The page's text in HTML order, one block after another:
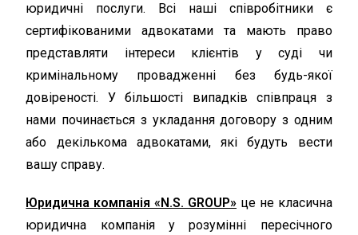
юридичні послуги. Всі наші співробітники є
сертифікованими адвокатами та мають право
представляти інтереси клієнтів у суді чи
кримінальному провадженні без будь-якої
довіреності. У більшості випадків співпраця з
нами починається з укладання договору з одним
або декількома адвокатами, які будуть вести
вашу справу.
Юридична компанія «N.S. GROUP» це не класична
юридична компанія у розумінні пересічного